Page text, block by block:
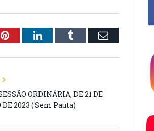
PinterestLinkedInTumblr Email
ORDINÁRIA, DE 21 DE
DE 2023 ( Sem Pauta)